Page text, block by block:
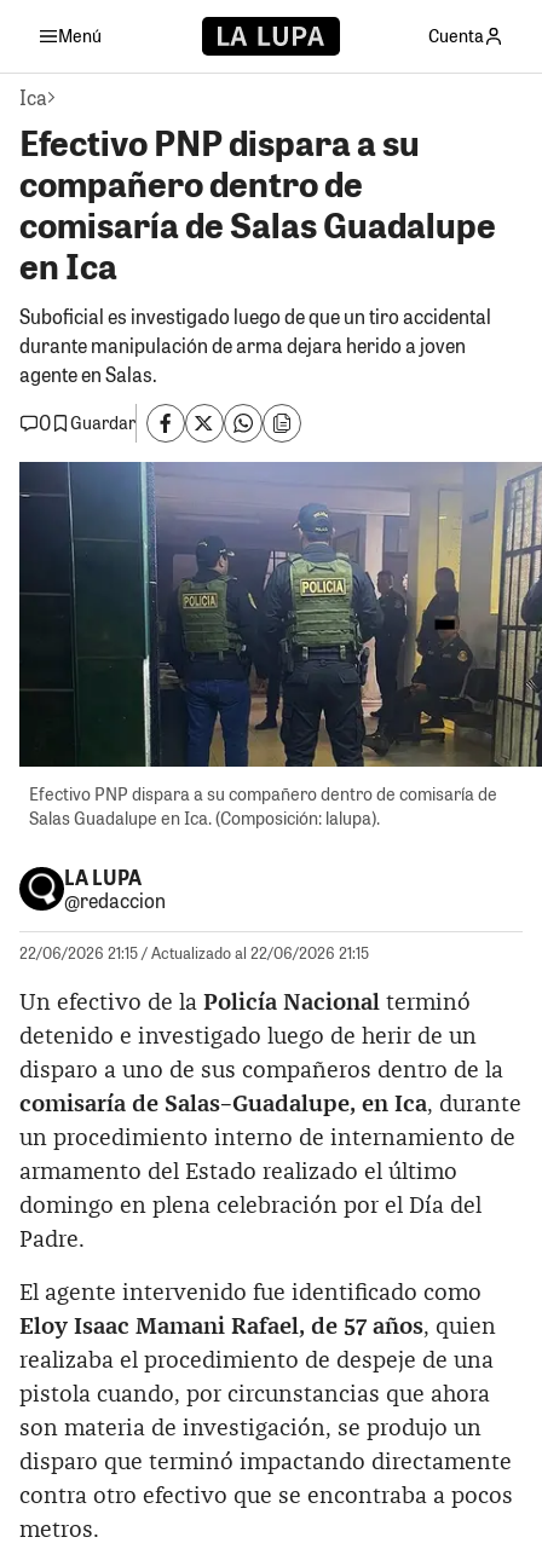
Menú Cuenta
Ica
Efectivo PNP dispara a su
compañero dentro de
comisaría de Salas Guadalupe
en Ica
Suboficial es investigado luego de que un tiro accidental
durante manipulación de arma dejara herido a joven
agente en Salas.
0
Guardar
Efectivo PNP dispara a su compañero dentro de comisaría de
Salas Guadalupe en Ica. (Composición: lalupa).
LA LUPA
@redaccion
22/06/2026 21:15/ Actualizado al 22/06/2026 21:15
Un efectivo de la Policía Nacional terminó
detenido e investigado luego de herir de un
disparo a uno de sus compañeros dentro de la
comisaría de Salas–Guadalupe, en Ica, durante
un procedimiento interno de internamiento de
armamento del Estado realizado el último
domingo en plena celebración por el Día del
Padre.
El agente intervenido fue identificado como
Eloy Isaac Mamani Rafael, de 57 años, quien
realizaba el procedimiento de despeje de una
pistola cuando, por circunstancias que ahora
son materia de investigación, se produjo un
disparo que terminó impactando directamente
contra otro efectivo que se encontraba a pocos
metros.